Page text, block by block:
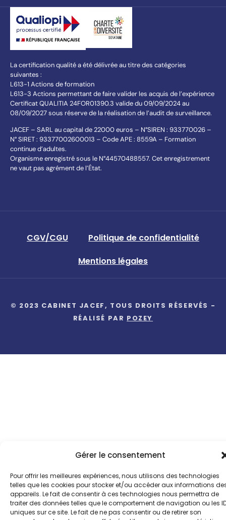
Gérer le consentement
Pour offrir les meilleures expériences, nous utilisons des technologies
telles que les cookies pour stocker et/ou accéder aux informations
appareils. Le fait de consentir à ces technologies nous permettra de
traiter des données telles que le comportement de navigation ou les
uniques sur ce site. Le fait de ne pas consentir ou de retirer son
La certification qualité a été délivrée au titre des catégories
suivantes :
L613-1 Actions de formation
L613-3 Actions permettant de faire valider les acquis de l’expérience
Certificat QUALITIA 24FOR01390.3 valide du 09/09/2024 au
08/09/2027 sous réserve de la réalisation de l’audit de surveillance.
JACEF – SARL au capital de 22000 euros – N°SIREN : 933770026 –
N° SIRET : 93377002600013 – Code APE : 8559A – Formation
continue d’adultes.
Organisme enregistré sous le N°44570488557. Cet enregistrement
ne vaut pas agrément de l’État.
CGV/CGU
Politique de confidentialité
Mentions légales
© 2023 CABINET JACEF, TOUS DROITS RÉSERVÉS -
RÉALISÉ PAR POZEY